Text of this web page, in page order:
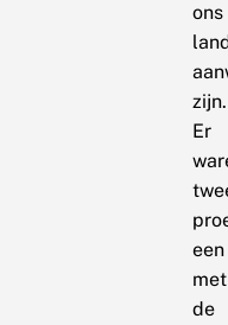
ons
zijn.
Er
een
met
de